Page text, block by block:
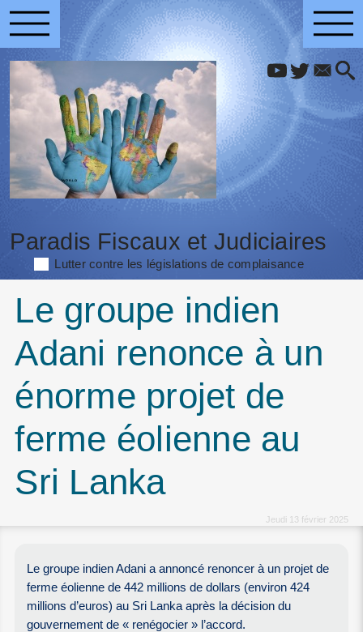
Paradis Fiscaux et Judiciaires
Lutter contre les législations de complaisance
Le groupe indien
Adani renonce à un
énorme projet de
ferme éolienne au
Sri Lanka
Jeudi 13 février 2025
Le groupe indien Adani a annoncé renoncer à un projet de
ferme éolienne de 442 millions de dollars (environ 424
millions d’euros) au Sri Lanka après la décision du
gouvernement de « renégocier » l’accord.